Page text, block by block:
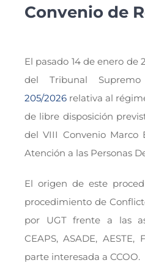
Convenio de
El pasado 14 de enero de
del Tribunal
205/2026relativa al
de libre disposición
del VIII Convenio Marco
Atención a las Personas
El origen de este
procedimiento de
por UGT frente a las
CEAPS, ASADE,
parte interesada a CCOO.